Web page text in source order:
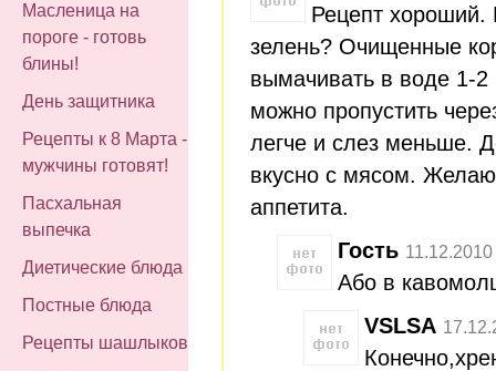
Масленица на
пороге - готовь
блины!
День защитника
Рецепты к 8 Марта -
мужчины готовят!
Пасхальная
выпечка
Диетические блюда
Постные блюда
Рецепты шашлыков
Рецепт хороший.
зелень? Очищенные
вымачивать в воде 1-2
можно пропустить
легче и слез меньше.
вкусно с мясом.
аппетита.
Гость
Або в
VSLSA